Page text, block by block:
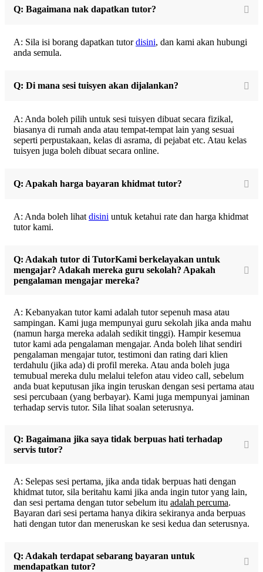
Q: Bagaimana nak dapatkan tutor?
A: Sila isi borang dapatkan tutordisini, dan kami akan hubungi
anda semula.
Q: Di mana sesi tuisyen akan dijalankan?
A: Anda boleh pilih untuk sesi tuisyen dibuat secara fizikal,
biasanya di rumah anda atau tempat-tempat lain yang sesuai
seperti perpustakaan, kelas di asrama, di pejabat etc. Atau kelas
tuisyen juga boleh dibuat secara online.
Q: Apakah harga bayaran khidmat tutor?
A: Anda boleh lihat disini untuk ketahui rate dan harga khidmat
tutor kami.
Q: Adakah tutor di TutorKami berkelayakan untuk
mengajar? Adakah mereka guru sekolah? Apakah
pengalaman mengajar mereka?
A: Kebanyakan tutor kami adalah tutor sepenuh masa atau
sampingan. Kami juga mempunyai guru sekolah jika anda mahu
(namun harga mereka adalah sedikit tinggi). Hampir kesemua
tutor kami ada pengalaman mengajar. Anda boleh lihat sendiri
pengalaman mengajar tutor, testimoni dan rating dari klien
terdahulu (jika ada) di profil mereka. Atau anda boleh juga
temubual mereka dulu melalui telefon atau video call, sebelum
anda buat keputusan jika ingin teruskan dengan sesi pertama atau
sesi percubaan (yang berbayar). Kami juga mempunyai jaminan
terhadap servis tutor. Sila lihat soalan seterusnya.
Q: Bagaimana jika saya tidak berpuas hati terhadap
servis tutor?
A: Selepas sesi pertama, jika anda tidak berpuas hati dengan
khidmat tutor, sila beritahu kami jika anda ingin tutor yang lain,
dan sesi pertama dengan tutor sebelum itu adalah percuma.
Bayaran dari sesi pertama hanya dikira sekiranya anda berpuas
hati dengan tutor dan meneruskan ke sesi kedua dan seterusnya.
Q: Adakah terdapat sebarang bayaran untuk
mendapatkan tutor?